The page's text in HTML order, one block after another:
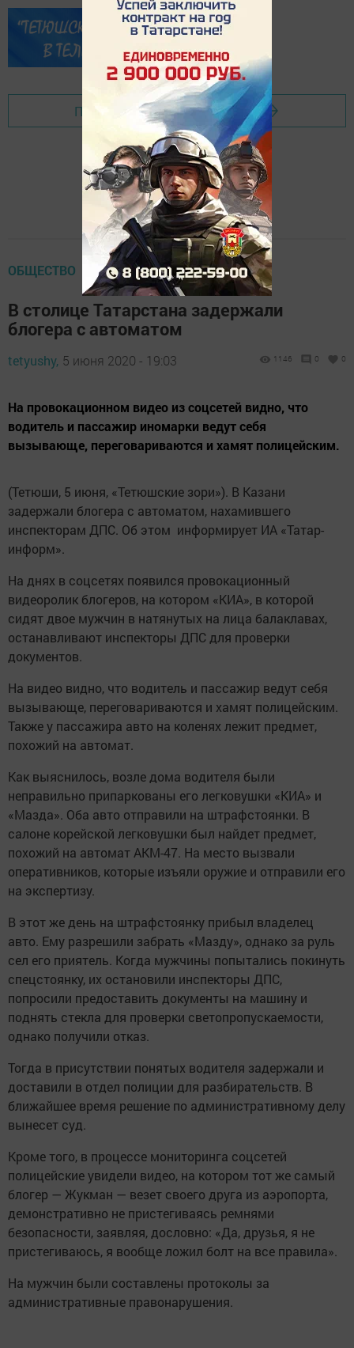
Перейти на страницу новости
ОБЩЕСТВО
В столице Татарстана задержали
блогера с автоматом
tetyushy, 5 июня 2020 - 19:03 1146 0 0
На провокационном видео из соцсетей видно, что
водитель и пассажир иномарки ведут себя
вызывающе, переговариваются и хамят полицейским.
(Тетюши, 5 июня, «Тетюшские зори»). В Казани
задержали блогера с автоматом, нахамившего
инспекторам ДПС. Об этом информирует ИА «Татар-
информ».
На днях в соцсетях появился провокационный
видеоролик блогеров, на котором «КИА», в которой
сидят двое мужчин в натянутых на лица балаклавах,
останавливают инспекторы ДПС для проверки
документов.
На видео видно, что водитель и пассажир ведут себя
вызывающе, переговариваются и хамят полицейским.
Также у пассажира авто на коленях лежит предмет,
похожий на автомат.
Как выяснилось, возле дома водителя были
неправильно припаркованы его легковушки «КИА» и
«Мазда». Оба авто отправили на штрафстоянки. В
салоне корейской легковушки был найдет предмет,
похожий на автомат АКМ-47. На место вызвали
оперативников, которые изъяли оружие и отправили его
на экспертизу.
В этот же день на штрафстоянку прибыл владелец
авто. Ему разрешили забрать «Мазду», однако за руль
сел его приятель. Когда мужчины попытались покинуть
спецстоянку, их остановили инспекторы ДПС,
попросили предоставить документы на машину и
поднять стекла для проверки светопропускаемости,
однако получили отказ.
Тогда в присутствии понятых водителя задержали и
доставили в отдел полиции для разбирательств. В
ближайшее время решение по административному делу
вынесет суд.
Кроме того, в процессе мониторинга соцсетей
полицейские увидели видео, на котором тот же самый
блогер — Жукман — везет своего друга из аэропорта,
демонстративно не пристегиваясь ремнями
безопасности, заявляя, дословно: «Да, друзья, я не
пристегиваюсь, я вообще ложил болт на все правила».
На мужчин были составлены протоколы за
административные правонарушения.